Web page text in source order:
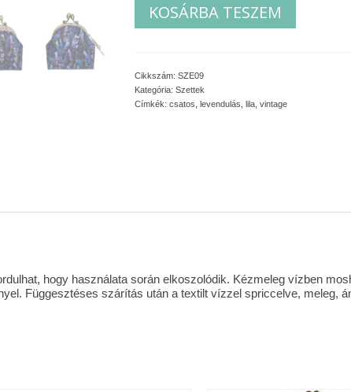
Levendulás
szett
2
KOSÁRBA TESZEM
Cikkszám: SZE09
Kategória: Szettek
Címkék: csatos levendulás lila, vintage
hogy használata során elkoszolódik. Kézmeleg vízben
Függesztéses szárítás után a textilt vízzel spriccelve, meleg,